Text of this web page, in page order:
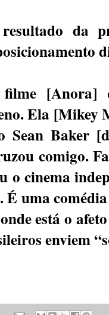
da
[Anora]
Ela [Mikey
Sean Baker
comigo.
o cinema
uma
está o
enviem